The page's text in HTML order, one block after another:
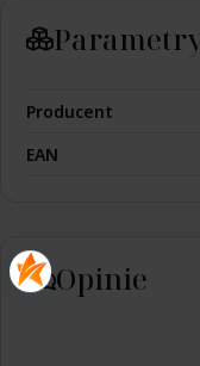
Producent
EAN
Opinie